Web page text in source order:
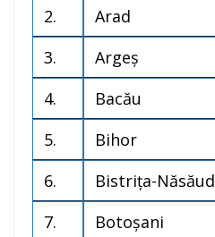
2.
Arad
3.
Argeș
4.
Bacău
5.
Bihor
6.
Bistrița-Năsăud
7.
Botoșani